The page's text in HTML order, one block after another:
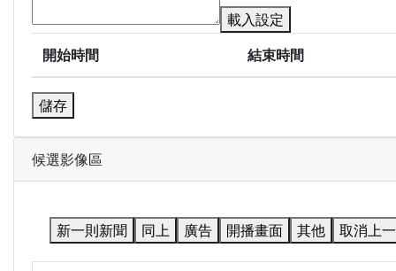
載入設定
開始時間
結束時間
儲存
候選影像區
新一則新聞 同上 廣告 開播畫面 其他 取消上